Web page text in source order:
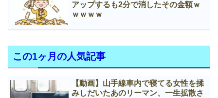
アップするも2分で消したその金額ｗ
ｗｗｗｗ
この1ヶ月の人気記事
【動画】山手線車内で寝てる女性を揉
みしだいたあのリーマン、一生拡散さ